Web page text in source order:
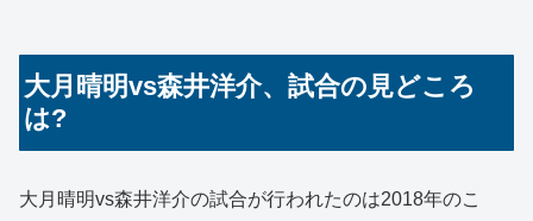
大月晴明vs森井洋介、試合の見どころ
は?
大月晴明vs森井洋介の試合が行われたのは2018年のこ